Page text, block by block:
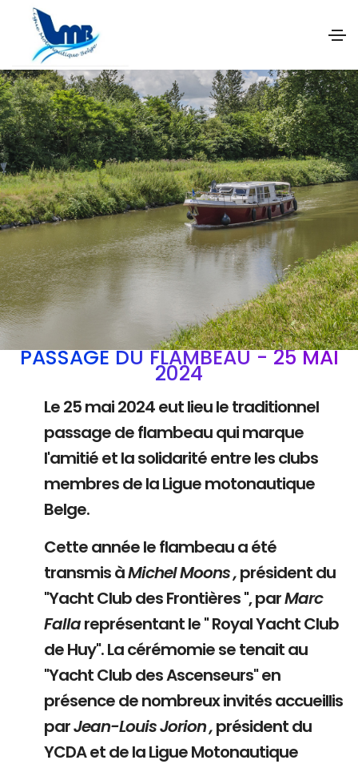
PASSAGE DU FLAMBEAU - 25 MAI
2024
Le 25 mai 2024 eut lieu le traditionnel
passage de flambeau qui marque
l'amitié et la solidarité entre les clubs
membres de la Ligue motonautique
Belge.
Cette année le flambeau a été
transmis àMichel Moons ,président du
"Yacht Club des Frontières ", parMarc
Fallareprésentant le " Royal Yacht Club
de Huy". La cérémomie se tenait au
"Yacht Club des Ascenseurs" en
présence de nombreux invités accueillis
parJean-Louis Jorion ,président du
YCDA et de la Ligue Motonautique